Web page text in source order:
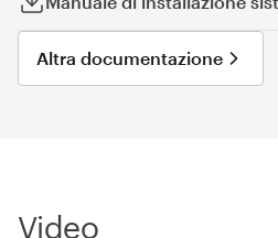
Altra documentazione
Video